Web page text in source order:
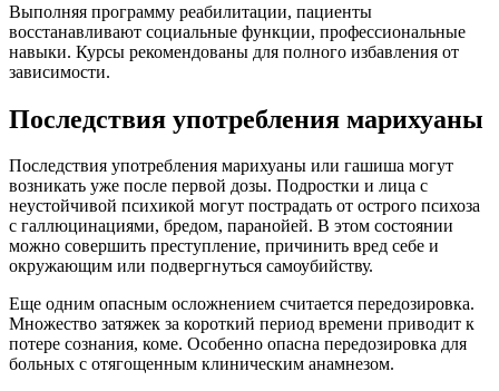
Выполняя программу реабилитации, пациенты
восстанавливают социальные функции, профессиональные
навыки. Курсы рекомендованы для полного избавления от
зависимости.
Последствия употребления марихуаны
Последствия употребления марихуаны или гашиша могут
возникать уже после первой дозы. Подростки и лица с
неустойчивой психикой могут пострадать от острого психоза
с галлюцинациями, бредом, паранойей. В этом состоянии
можно совершить преступление, причинить вред себе и
окружающим или подвергнуться самоубийству.
Еще одним опасным осложнением считается передозировка.
Множество затяжек за короткий период времени приводит к
потере сознания, коме. Особенно опасна передозировка для
больных с отягощенным клиническим анамнезом.